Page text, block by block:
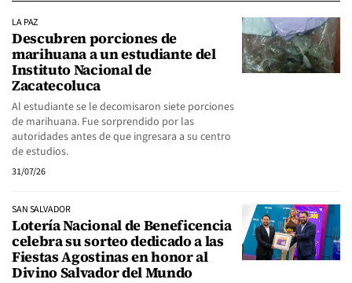
LA PAZ
Descubren porciones de
marihuana a un estudiante del
Instituto Nacional de
Zacatecoluca
Al estudiante se le decomisaron siete porciones
de marihuana. Fue sorprendido por las
autoridades antes de que ingresara a su centro
de estudios.
31/07/26
SAN SALVADOR
Lotería Nacional de Beneficencia
celebra su sorteo dedicado a las
Fiestas Agostinas en honor al
Divino Salvador del Mundo